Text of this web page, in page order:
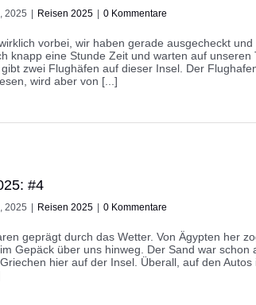
2025 Reisen 2025 0 Kommentare
vorbei, wir haben gerade ausgecheckt und
knapp eine Stunde Zeit und warten auf unseren
zwei Flughäfen auf dieser Insel. Der
wird aber von [...]
#4
2025 Reisen 2025 0 Kommentare
geprägt durch das Wetter. Von Ägypten her
Gepäck über uns hinweg. Der Sand war schon
hier auf der Insel. Überall, auf den